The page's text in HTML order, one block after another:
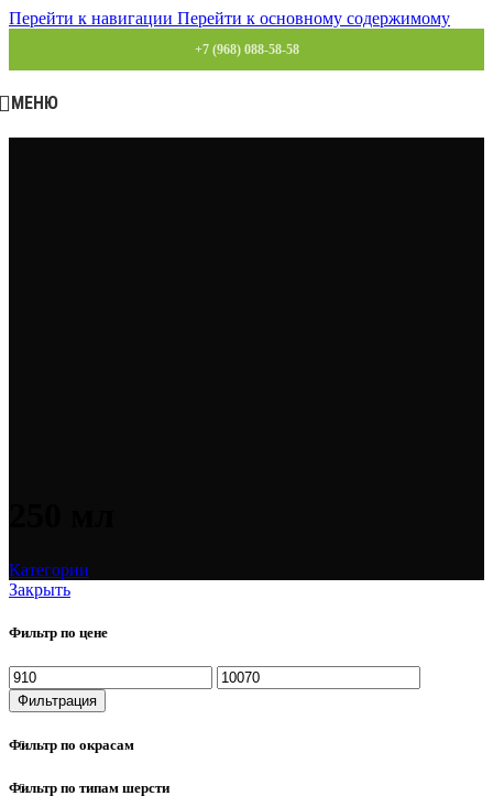
Перейти к навигации Перейти к основному содержимому
+7 (968) 088-58-58
МЕНЮ
Категории
Закрыть
Фильтр по цене
Фильтрация
Фильтр по окрасам
Фильтр по типам шерсти